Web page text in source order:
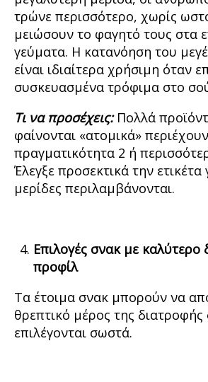
τρώνε περισσότερο, χωρίς
μειώσουν το φαγητό τους στα
γεύματα. Η κατανόηση του
είναι ιδιαίτερα χρήσιμη όταν
συσκευασμένα τρόφιμα στο
Τι να προσέχεις:Πολλά
φαίνονται «ατομικά»
πραγματικότητα 2 ή
Έλεγξε προσεκτικά την ετικέτα
μερίδες περιλαμβάνονται.
Επιλογές σνακ με καλύτερο
προφίλ
Τα έτοιμα σνακ μπορούν να
θρεπτικό μέρος της
επιλέγονται σωστά.